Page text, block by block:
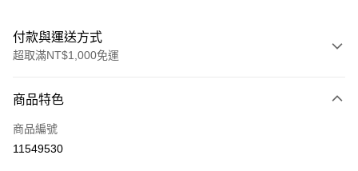
付款與運送方式
超取滿NT$1,000免運
信用卡一次付款
超商取貨付款
商品特色
商品編號
11549530